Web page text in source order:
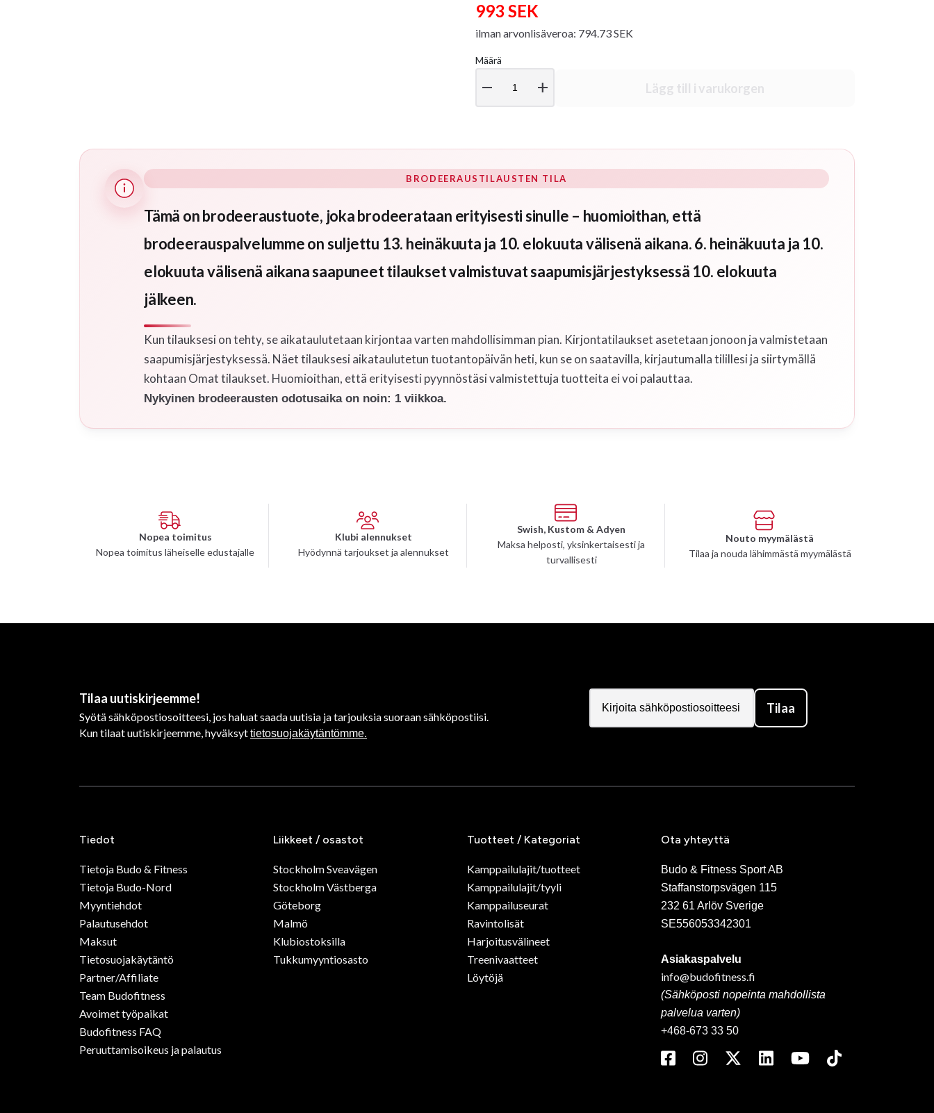
993 SEK
ilman arvonlisäveroa: 794.73 SEK
Määrä
remove add Lägg till i varukorgen
BRODEERAUSTILAUSTEN TILA
Tämä on brodeeraustuote, joka brodeerataan erityisesti sinulle – huomioithan, että
brodeerauspalvelumme on suljettu 13. heinäkuuta ja 10. elokuuta välisenä aikana. 6. heinäkuuta ja 10.
elokuuta välisenä aikana saapuneet tilaukset valmistuvat saapumisjärjestyksessä 10. elokuuta
jälkeen.
Kun tilauksesi on tehty, se aikataulutetaan kirjontaa varten mahdollisimman pian. Kirjontatilaukset asetetaan jonoon ja valmistetaan
saapumisjärjestyksessä. Näet tilauksesi aikataulutetun tuotantopäivän heti, kun se on saatavilla, kirjautumalla tilillesi ja siirtymällä
kohtaan Omat tilaukset. Huomioithan, että erityisesti pyynnöstäsi valmistettuja tuotteita ei voi palauttaa.
Nykyinen brodeerausten odotusaika on noin: 1 viikkoa.
Nopea toimitus
Nopea toimitus läheiselle edustajalle
Klubi alennukset
Hyödynnä tarjoukset ja alennukset
Swish, Kustom & Adyen
Maksa helposti, yksinkertaisesti ja
turvallisesti
Nouto myymälästä
Tilaa ja nouda lähimmästä myymälästä
Tilaa uutiskirjeemme!
Syötä sähköpostiosoitteesi, jos haluat saada uutisia ja tarjouksia suoraan sähköpostiisi.
Kun tilaat uutiskirjeemme, hyväksyttietosuojakäytäntömme.
Tilaa
Tiedot
Tietoja Budo & Fitness
Tietoja Budo-Nord
Myyntiehdot
Palautusehdot
Maksut
Tietosuojakäytäntö
Partner/Affiliate
Team Budofitness
Avoimet työpaikat
Budofitness FAQ
Peruuttamisoikeus ja palautus
Liikkeet / osastot
Stockholm Sveavägen
Stockholm Västberga
Göteborg
Malmö
Klubiostoksilla
Tukkumyyntiosasto
Tuotteet / Kategoriat
Kamppailulajit/tuotteet
Kamppailulajit/tyyli
Kamppailuseurat
Ravintolisät
Harjoitusvälineet
Treenivaatteet
Löytöjä
Ota yhteyttä
Budo & Fitness Sport AB
Staffanstorpsvägen 115
232 61 Arlöv Sverige
SE556053342301
Asiakaspalvelu
info@budofitness.fi
(Sähköposti nopeinta mahdollista
palvelua varten)
+468-673 33 50